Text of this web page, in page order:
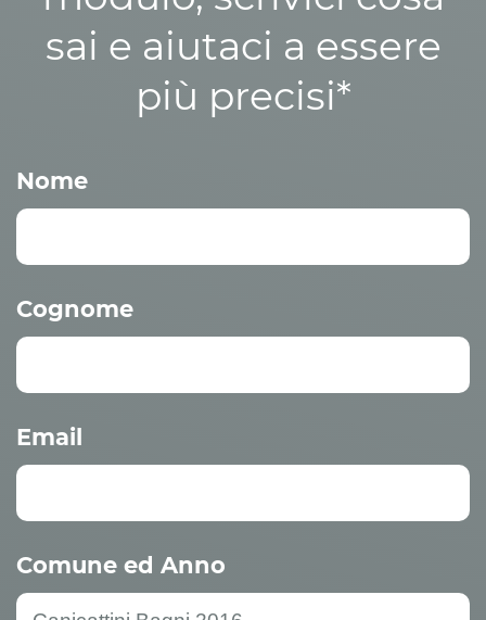
sai e aiutaci a essere
più precisi*
Nome
Cognome
Email
Comune ed Anno